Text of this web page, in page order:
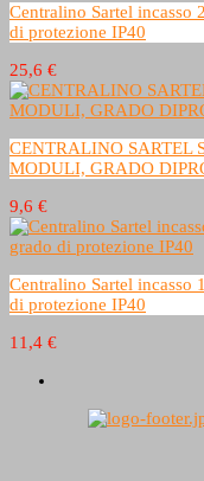
Centralino Sartel incasso
di protezione IP40
25,6 €
CENTRALINO SARTEL
MODULI, GRADO
9,6 €
Centralino Sartel incasso
di protezione IP40
11,4 €